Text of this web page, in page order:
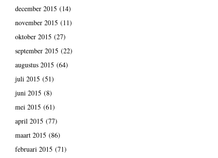
december 2015 (14)
november 2015 (11)
oktober 2015 (27)
september 2015 (22)
augustus 2015 (64)
juli 2015 (51)
juni 2015 (8)
mei 2015 (61)
april 2015 (77)
maart 2015 (86)
februari 2015 (71)